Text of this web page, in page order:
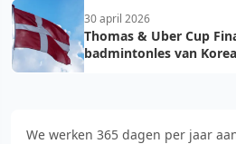
30 april 2026
Thomas & Uber Cup
badmintonles van Korea
We werken 365 dagen per jaar